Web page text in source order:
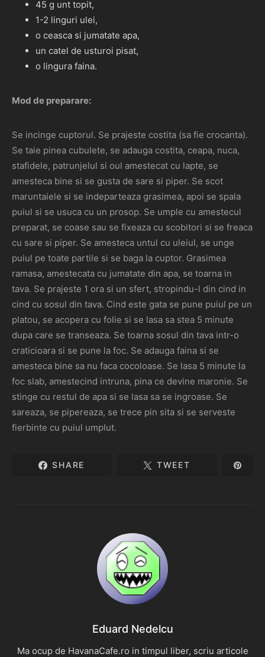
45 g unt topit,
1-2 linguri ulei,
o ceasca si jumatate apa,
un catel de usturoi pisat,
o lingura faina.
Mod de preparare:
Se incinge cuptorul. Se prajeste costita (sa fie crocanta).
Se taie pinea cubulete, se adauga costita, ceapa, nuca,
stafidele, patrunjelul si oul amestecat cu lapte, se
amesteca bine si se gusta de sare si piper. Se scot
maruntaiele si se indeparteaza grasimea, apoi se spala
puiul si se usuca cu un prosop. Se umple cu amestecul
preparat, se coase sau se fixeaza cu scobitori si se freaca
cu sare si piper. Se amesteca untul cu uleiul, se unge
puiul pe toate partile si se baga la cuptor. Grasimea
ramasa, amestecata cu jumatate din apa, se toarna in
tava. Se prajeste 1 ora si un sfert, stropindu-l din cind in
cind cu sosul din tava. Cind este gata se pune puiul pe un
platou, se acopera cu folie si se lasa sa stea 5 minute
dupa care se transeaza. Se toarna sosul din tava intr-o
craticioara si se pune la foc. Se adauga faina si se
amesteca bine sa nu faca cocoloase. Se lasa 5 minute la
foc slab, amestecind intruna, pina ce devine maronie. Se
stinge cu restul de apa si se lasa sa se ingroase. Se
sareaza, se pipereaza, se trece pin sita si se serveste
fierbinte cu puiul umplut.
SHARE TWEET
Eduard Nedelcu
Ma ocup de HavanaCafe.ro in timpul liber, scriu articole